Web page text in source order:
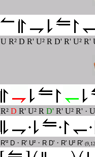
U R² D R' U² R D' R' U² R'
R² D R' U² R D' R' U² R' ·
R'² D · R' U² · R D' · R' U² R'